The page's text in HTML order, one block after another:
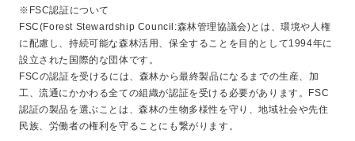
※FSC認証について
FSC(Forest Stewardship Council:森林管理協議会)とは、環境や人権
に配慮し、持続可能な森林活用、保全することを目的として1994年に
設立された国際的な団体です。
FSCの認証を受けるには、森林から最終製品になるまでの生産、加
工、流通にかかわる全ての組織が認証を受ける必要があります。FSC
認証の製品を選ぶことは、森林の生物多様性を守り、地域社会や先住
民族、労働者の権利を守ることにも繋がります。